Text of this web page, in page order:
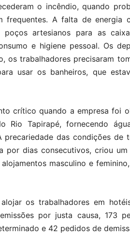
o incêndio, quando
frequentes. A falta de energia
artesianos para as
e higiene pessoal. Os
os trabalhadores precisaram
usar os banheiros, que
crítico quando a empresa foi
Rio Tapirapé, fornecendo
precariedade das condições de
por dias consecutivos, criou um
masculino e
os trabalhadores em
por justa causa, 173
e 42 pedidos de